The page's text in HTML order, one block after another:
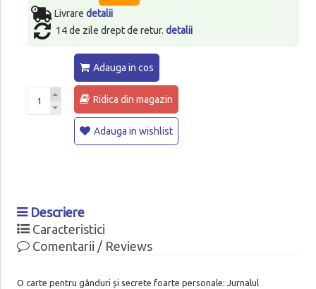
Livrare detalii
14 de zile drept de retur. detalii
Adauga in cos
Ridica din magazin
Adauga in wishlist
Descriere
Caracteristici
Comentarii / Reviews
O carte pentru gânduri și secrete foarte personale: Jurnalul